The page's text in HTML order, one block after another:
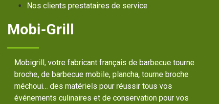
Nos clients prestataires de service
Mobi-Grill
Mobigrill, votre fabricant français de barbecue tourne
broche, de barbecue mobile, plancha, tourne broche
méchoui… des matériels pour réussir tous vos
événements culinaires et de conservation pour vos